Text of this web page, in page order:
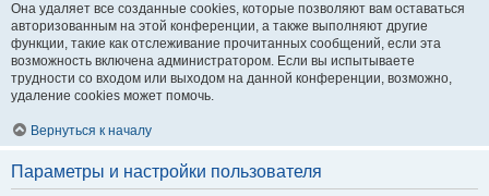
Она удаляет все созданные cookies, которые позволяют вам оставаться
авторизованным на этой конференции, а также выполняют другие
функции, такие как отслеживание прочитанных сообщений, если эта
возможность включена администратором. Если вы испытываете
трудности со входом или выходом на данной конференции, возможно,
удаление cookies может помочь.
Вернуться к началу
Параметры и настройки пользователя